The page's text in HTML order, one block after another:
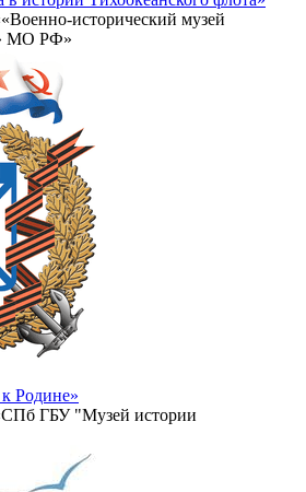
исторический музей
МО РФ»
Родине»
ГБУ "Музей истории